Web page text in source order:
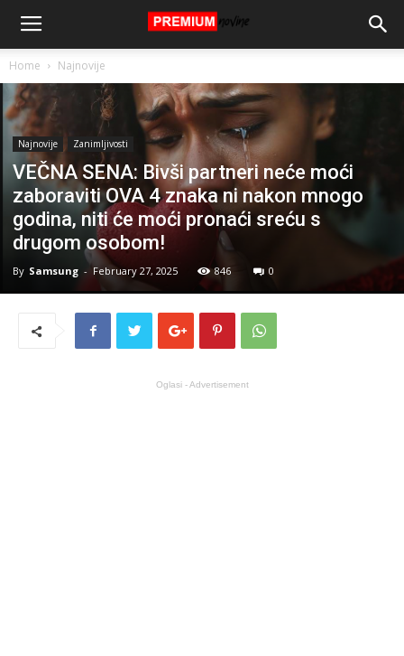
Home Najnovije
Najnovije Zanimljivosti
VEČNA SENA: Bivši partneri neće moći
zaboraviti OVA 4 znaka ni nakon mnogo
godina, niti će moći pronaći sreću s
drugom osobom!
By Samsung - February 27, 2025 846 0
Oglasi - Advertisement